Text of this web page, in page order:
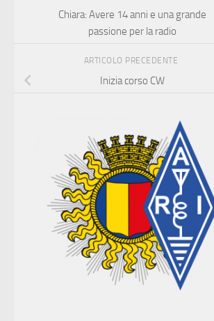
Chiara: Avere 14 anni e una grande
passione per la radio
ARTICOLO PRECEDENTE
Inizia corso CW